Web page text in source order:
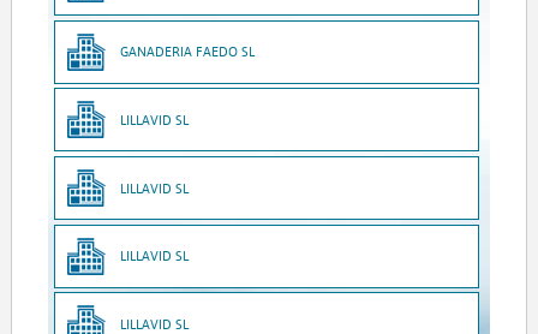
GANADERIA FAEDO SL
LILLAVID SL
LILLAVID SL
LILLAVID SL
LILLAVID SL